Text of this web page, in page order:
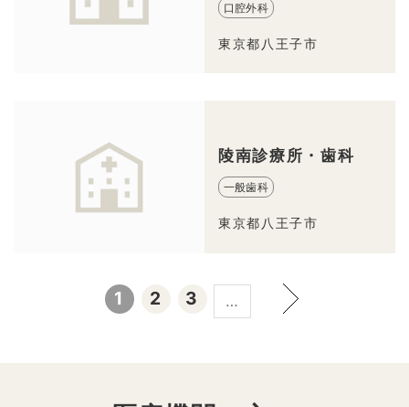
口腔外科
東京都八王子市
陵南診療所・歯科
一般歯科
東京都八王子市
1 2 3 …